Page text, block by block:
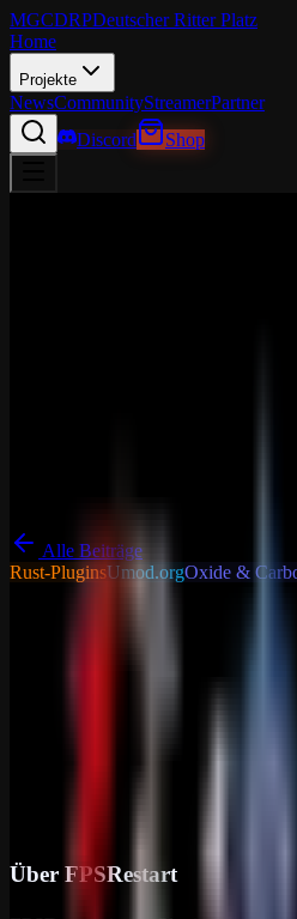
MGCDRPDeutscher Ritter Platz
Home
Projekte
NewsCommunityStreamerPartner
Discord
Shop
Alle Beiträge
Rust-PluginsUmod.orgOxide &
FPS Restart
25. Juni 2024
Über FPSRestart